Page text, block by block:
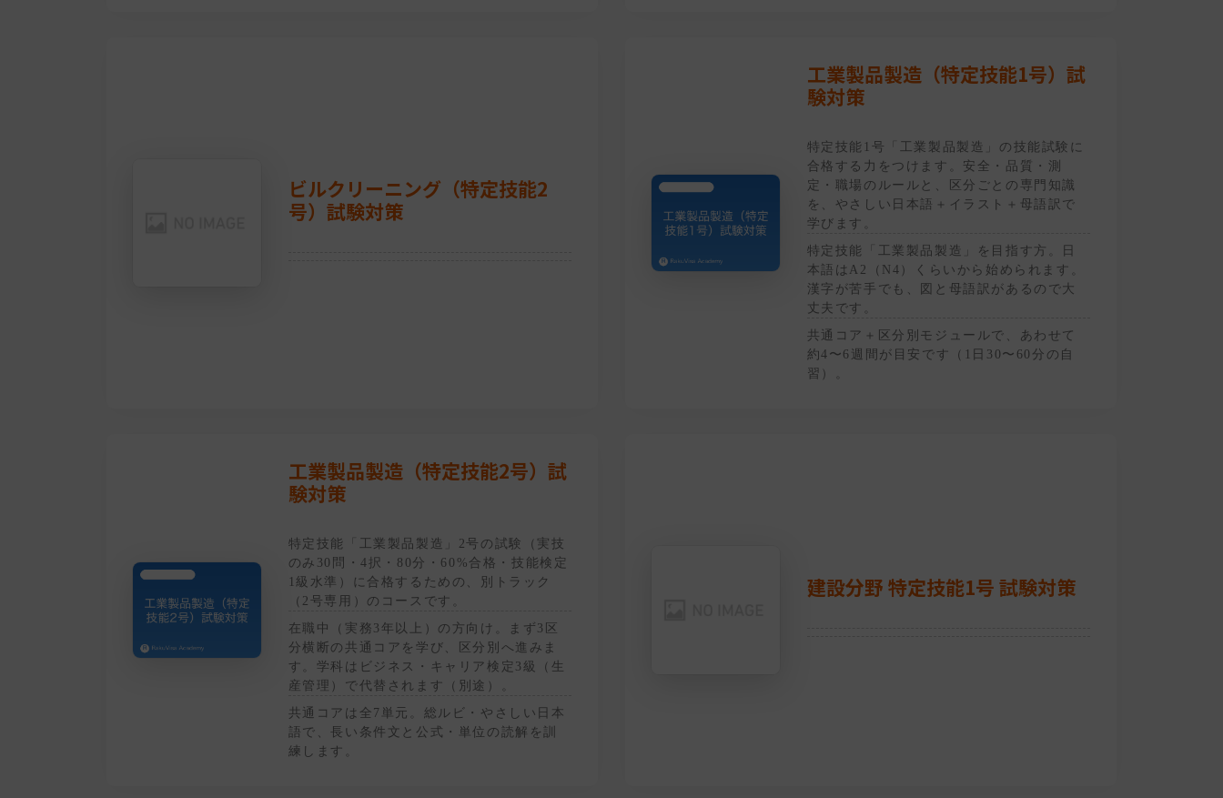
ビルクリーニング（特定技能2
号）試験対策
工業製品製造（特定技能1号）試
験対策
特定技能1号「工業製品製造」の技能試験に
合格する力をつけます。安全・品質・測
定・職場のルールと、区分ごとの専門知識
を、やさしい日本語＋イラスト＋母語訳で
学びます。
特定技能「工業製品製造」を目指す方。日
本語はA2（N4）くらいから始められます。
漢字が苦手でも、図と母語訳があるので大
丈夫です。
共通コア＋区分別モジュールで、あわせて
約4〜6週間が目安です（1日30〜60分の自
習）。
工業製品製造（特定技能2号）試
験対策
特定技能「工業製品製造」2号の試験（実技
のみ30問・4択・80分・60%合格・技能検定
1級水準）に合格するための、別トラック
（2号専用）のコースです。
在職中（実務3年以上）の方向け。まず3区
分横断の共通コアを学び、区分別へ進みま
す。学科はビジネス・キャリア検定3級（生
産管理）で代替されます（別途）。
共通コアは全7単元。総ルビ・やさしい日本
語で、長い条件文と公式・単位の読解を訓
練します。
建設分野 特定技能1号 試験対策